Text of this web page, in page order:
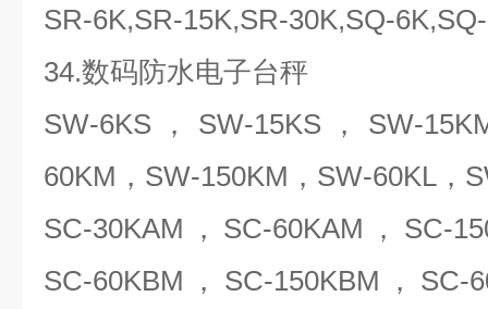
SR-6K,SR-15K,SR-30K,SQ-
34.数码防水电子台秤
SW-6KS，SW-15KS，SW-
60KM，SW-150KM，SW-60KL
SC-30KAM，SC-60KAM，SC-
SC-60KBM，SC-150KBM，SC-